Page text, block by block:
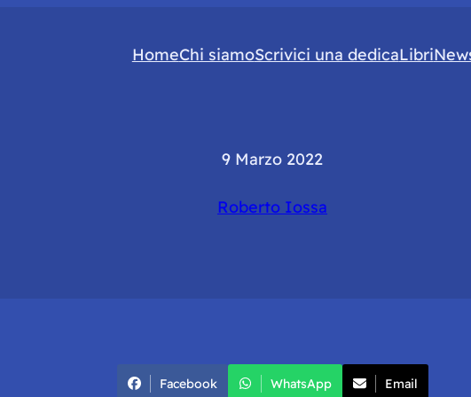
HomeChi siamoScrivici una dedicaLibri
9 Marzo 2022
Roberto Iossa
Facebook WhatsApp Email